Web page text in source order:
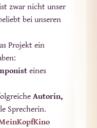
zwar nicht unser
bei unseren
Projekt ein
eines
Autorin,
Sprecherin.